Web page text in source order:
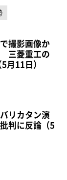
撮影画像か
三菱重工の
月11日）
リカタン演
判に反論（5